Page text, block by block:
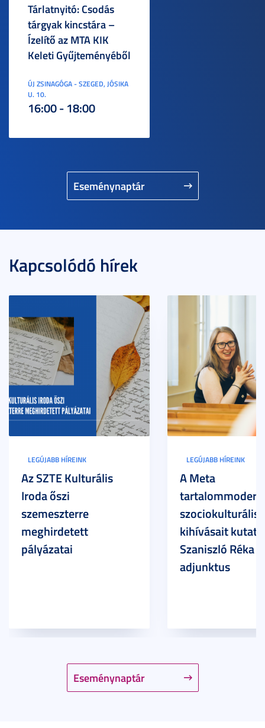
Eseménynaptár
Tárlatnyitó: Csodás
tárgyak kincstára –
Ízelítő az MTA KIK
Keleti Gyűjteményéből
ÚJ ZSINAGÓGA - SZEGED, JÓSIKA
U. 10.
16:00 - 18:00
Kapcsolódó hírek
Eseménynaptár
LEGÚJABB HÍREINK
Az SZTE Kulturális
Iroda őszi
szemeszterre
meghirdetett
pályázatai
LEGÚJABB HÍREINK
A Meta
szociokulturális
kihívásait
Szaniszló Réka
adjunktus